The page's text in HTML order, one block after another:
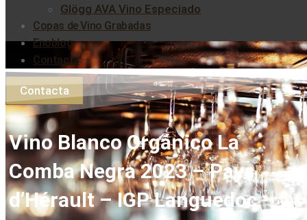
Glögg AVA Vino Especiado
Copas de Vino Grabadas
Enoblog
Contacta
Contacta
Vino Blanco Orgánico La
Comba Negra 2023 – Pays
d’Hérault – IGP Languedoc